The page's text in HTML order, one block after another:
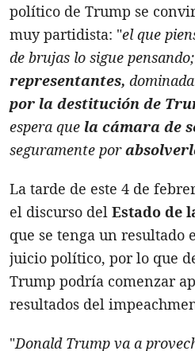
político de Trump se
muy partidista: "el que
de brujas lo sigue pensando;
representantes,
por la destitución de
espera que la cámara de
seguramente por
La tarde de este 4 de
el discurso del Estado de
que se tenga un resultado
juicio político, por lo que
Trump podría comenzar
resultados del
"Donald Trump va a